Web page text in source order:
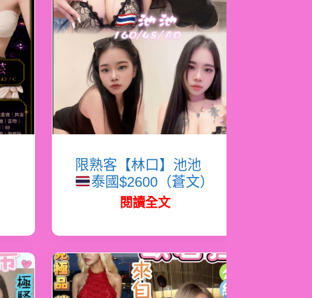
限熟客【林口】池池
泰國$2600（蒼文）
閱讀全文